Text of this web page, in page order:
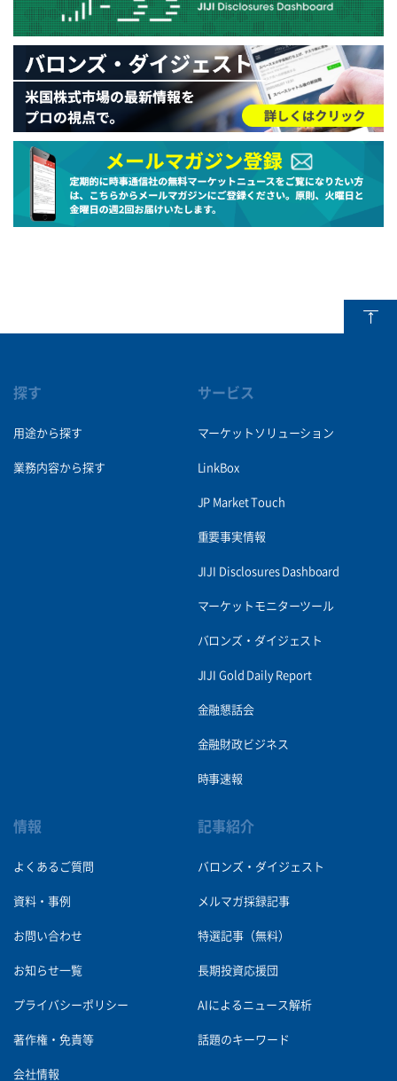
探す
用途から探す
業務内容から探す
サービス
マーケットソリューション
LinkBox
JP Market Touch
重要事実情報
JIJI Disclosures Dashboard
マーケットモニターツール
バロンズ・ダイジェスト
JIJI Gold Daily Report
金融懇話会
金融財政ビジネス
時事速報
情報
よくあるご質問
資料・事例
お問い合わせ
お知らせ一覧
プライバシーポリシー
著作権・免責等
会社情報
記事紹介
バロンズ・ダイジェスト
メルマガ採録記事
特選記事（無料）
長期投資応援団
AIによるニュース解析
話題のキーワード